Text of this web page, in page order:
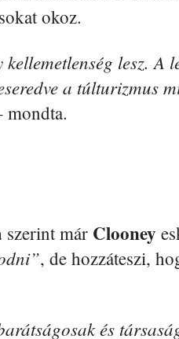
okoz.
kellemetlenség lesz.
a túlturizmus
mondta.
szerint már Clooney
, de hozzáteszi,
és